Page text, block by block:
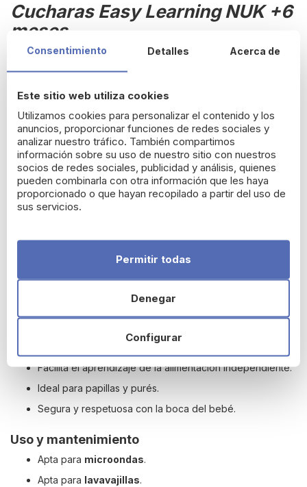
Cucharas Easy Learning NUK +6
meses
para facilitar la transición del bebé de la succión a la
introducción suave y segura a la alimentación complementaria,
respetando las encías sensibles del bebé.
Características principales
Silicona extra blandapara una transición progresiva de
succionar a comer.
Bordes redondeados
el fondo de tarros y recipientes.
Diseño ergonómicopara un agarre cómodo y seguro.
Asas antideslizantescon relieves que mejoran la
sujeción.
Facilita el aprendizaje de la alimentación independiente.
Ideal para papillas y purés.
Segura y respetuosa con la boca del bebé.
Uso y mantenimiento
Apta para microondas.
Apta para lavavajillas.
Consentimiento Detalles Acerca de
Este sitio web utiliza cookies
Utilizamos cookies para personalizar el contenido y los
anuncios, proporcionar funciones de redes sociales y
analizar nuestro tráfico. También compartimos
información sobre su uso de nuestro sitio con nuestros
socios de redes sociales, publicidad y análisis, quienes
pueden combinarla con otra información que les haya
proporcionado o que hayan recopilado a partir del uso de
sus servicios.
Configurar
Denegar
Permitir todas